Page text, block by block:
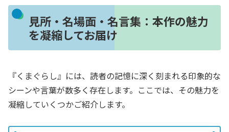
見所・名場面・名言集：本作の魅力
を凝縮してお届け
『くまぐらし』には、読者の記憶に深く刻まれる印象的な
シーンや言葉が数多く存在します。ここでは、その魅力を
凝縮していくつかご紹介します。